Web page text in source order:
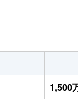
1,500